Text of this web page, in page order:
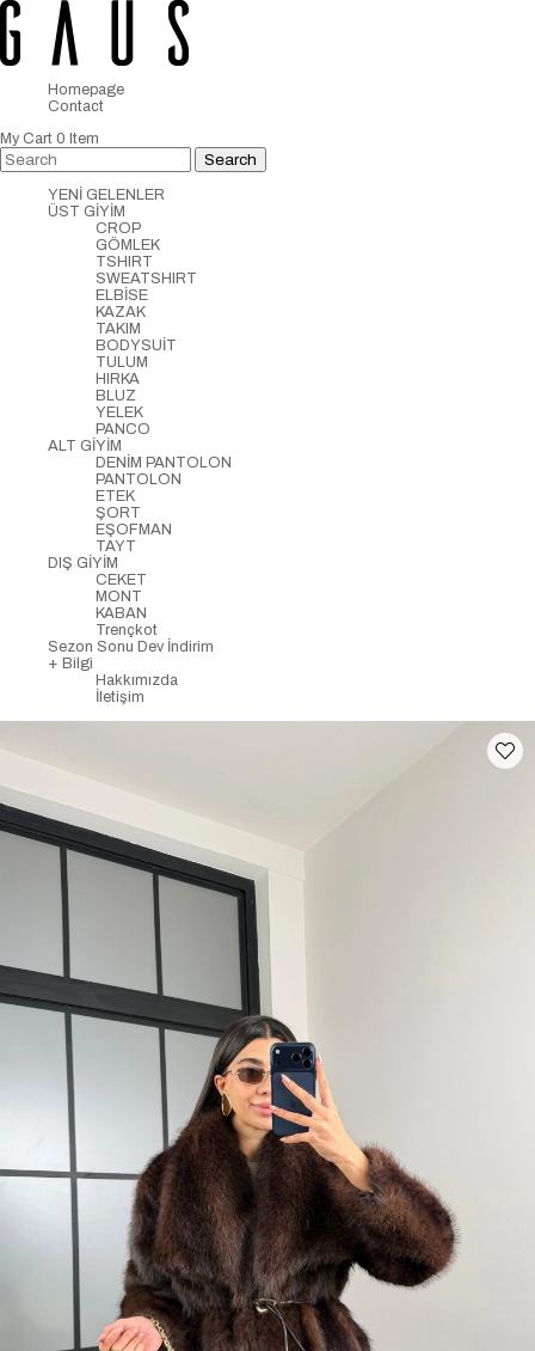
Homepage
Contact
My Cart 0 Item
YENİ GELENLER
ÜST GİYİM
CROP
GÖMLEK
TSHIRT
SWEATSHIRT
ELBİSE
KAZAK
TAKIM
BODYSUİT
TULUM
HIRKA
BLUZ
YELEK
PANCO
ALT GİYİM
DENİM PANTOLON
PANTOLON
ETEK
ŞORT
EŞOFMAN
TAYT
DIŞ GİYİM
CEKET
MONT
KABAN
Trençkot
Sezon Sonu Dev İndirim
+ Bilgi
Hakkımızda
İletişim